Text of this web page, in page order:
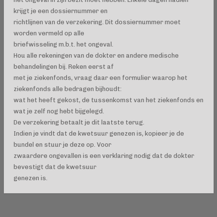
krijgt je een dossiernummer en
richtlijnen van de verzekering. Dit dossiernummer moet
worden vermeld op alle
briefwisseling m.b.t. het ongeval.
Hou alle rekeningen van de dokter en andere medische
behandelingen bij. Reken eerst af
met je ziekenfonds, vraag daar een formulier waarop het
ziekenfonds alle bedragen bijhoudt:
wat het heeft gekost, de tussenkomst van het ziekenfonds en
wat je zelf nog hebt bijgelegd.
De verzekering betaalt je dit laatste terug.
Indien je vindt dat de kwetsuur genezen is, kopieer je de
bundel en stuur je deze op. Voor
zwaardere ongevallen is een verklaring nodig dat de dokter
bevestigt dat de kwetsuur
genezen is.